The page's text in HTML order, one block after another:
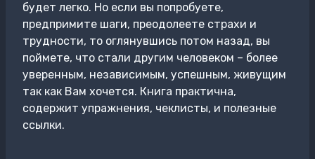
будет легко. Но если вы попробуете,
предпримите шаги, преодолеете страхи и
трудности, то оглянувшись потом назад, вы
поймете, что стали другим человеком – более
уверенным, независимым, успешным, живущим
так как Вам хочется. Книга практична,
содержит упражнения, чеклисты, и полезные
ссылки.